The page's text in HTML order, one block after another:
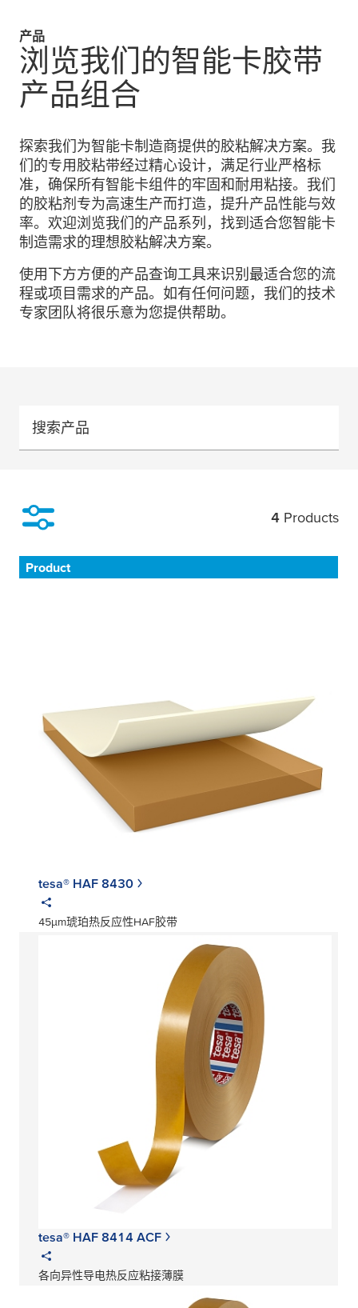
产品
浏览我们的智能卡胶带
产品组合
探索我们为智能卡制造商提供的胶粘解决方案。我
们的专用胶粘带经过精心设计，满足行业严格标
准，确保所有智能卡组件的牢固和耐用粘接。我们
的胶粘剂专为高速生产而打造，提升产品性能与效
率。欢迎浏览我们的产品系列，找到适合您智能卡
制造需求的理想胶粘解决方案。
使用下方方便的产品查询工具来识别最适合您的流
程或项目需求的产品。如有任何问题，我们的技术
专家团队将很乐意为您提供帮助。
搜索产品
4 Products
Product
tesa® HAF 8430
45μm琥珀热反应性HAF胶带
tesa® HAF 8414 ACF
各向异性导电热反应粘接薄膜